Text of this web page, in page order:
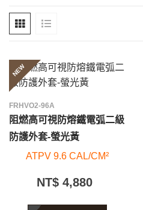
NEW
FRHVO2-96A
阻燃高可視防熔鐵電弧二級
防護外套-螢光黃
ATPV 9.6 CAL/CM²
NT$ 4,880